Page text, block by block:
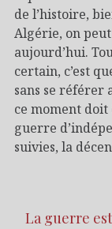
de l’histoire,
Algérie, on
aujourd’hui.
certain, c’est
sans se référer
ce moment
guerre
suivies, la
La guerre